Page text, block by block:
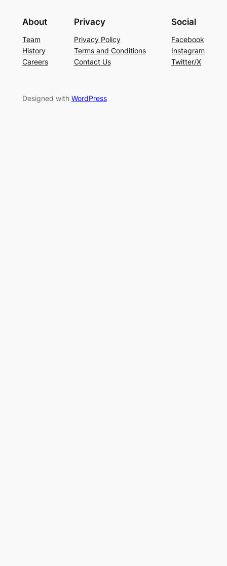
About
Team
History
Careers
Privacy
Privacy Policy
Terms and Conditions
Contact Us
Social
Facebook
Instagram
Twitter/X
Designed with WordPress